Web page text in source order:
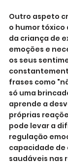
Outro aspeto
o humor
da criança de
emoções e
os seus
frases como
só uma
aprende a
próprias
pode levar a
regulação
capacidade
saudáveis nas